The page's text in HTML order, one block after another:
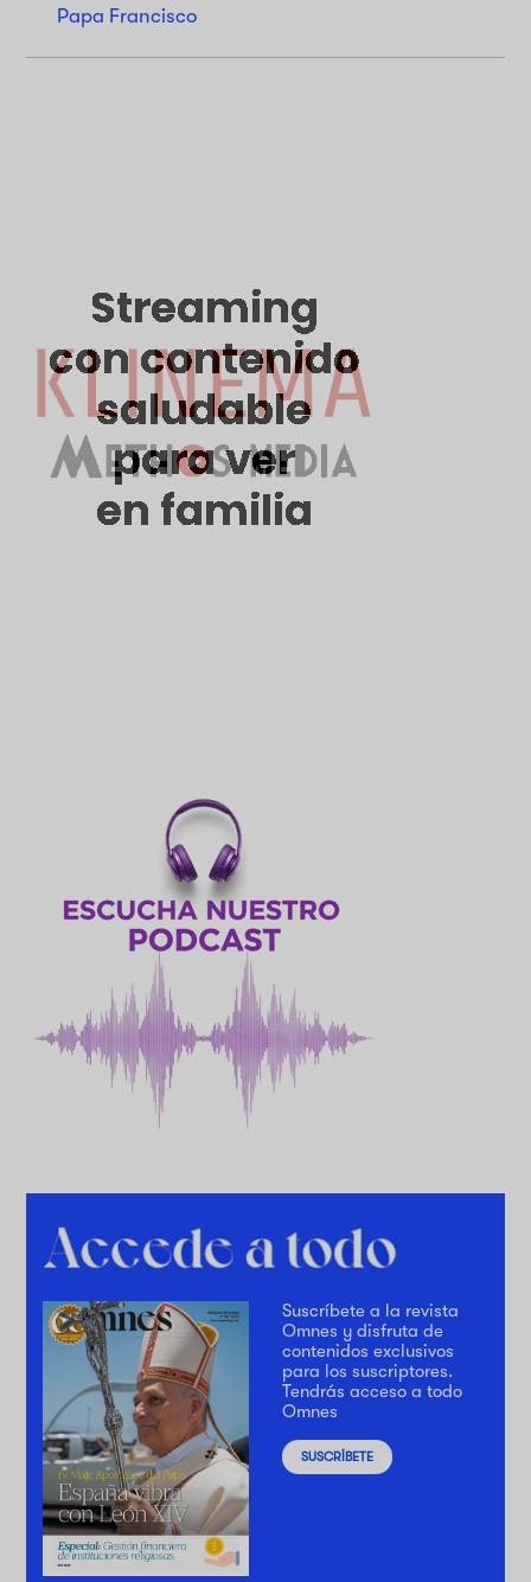
Papa Francisco
Suscríbete a la revista
Omnes y disfruta de
contenidos exclusivos
para los suscriptores.
Tendrás acceso a todo
Omnes
SUSCRÍBETE